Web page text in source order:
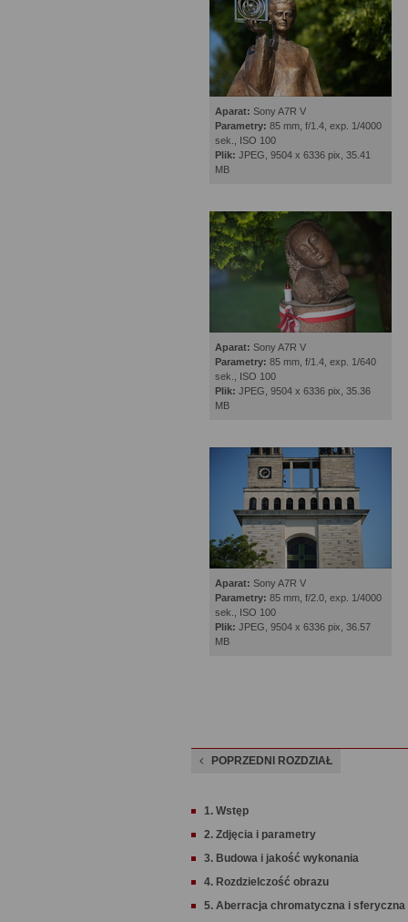
Aparat: Sony A7R V
Parametry: 85 mm, f/1.4, exp. 1/4000
sek., ISO 100
Plik: JPEG, 9504 x 6336 pix, 35.41
MB
Aparat: Sony A7R V
Parametry: 85 mm, f/1.4, exp. 1/640
sek., ISO 100
Plik: JPEG, 9504 x 6336 pix, 35.36
MB
Aparat: Sony A7R V
Parametry: 85 mm, f/2.0, exp. 1/4000
sek., ISO 100
Plik: JPEG, 9504 x 6336 pix, 36.57
MB
POPRZEDNI ROZDZIAŁ
1. Wstęp
2. Zdjęcia i parametry
3. Budowa i jakość wykonania
4. Rozdzielczość obrazu
5. Aberracja chromatyczna i sferyczna